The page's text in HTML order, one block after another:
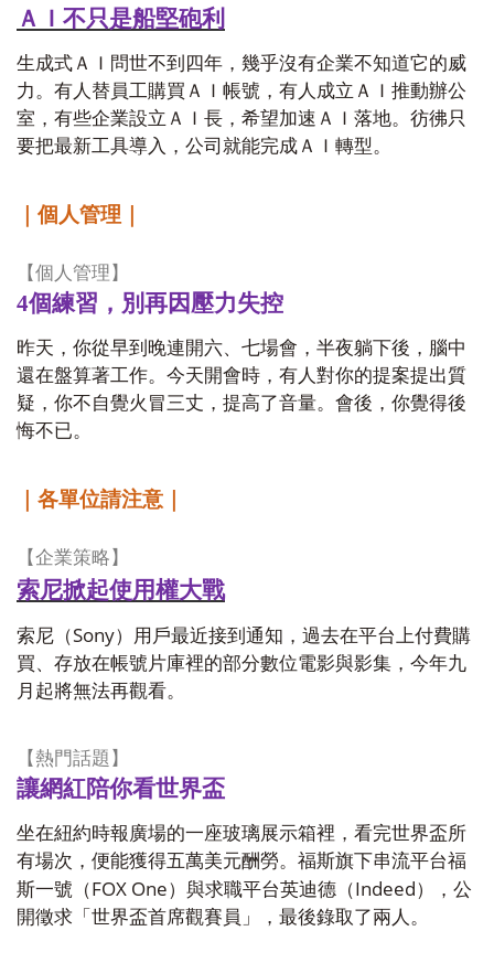
ＡＩ不只是船堅砲利
生成式ＡＩ問世不到四年，幾乎沒有企業不知道它的威
力。有人替員工購買ＡＩ帳號，有人成立ＡＩ推動辦公
室，有些企業設立ＡＩ長，希望加速ＡＩ落地。彷彿只
要把最新工具導入，公司就能完成ＡＩ轉型。
｜個人管理｜
【個人管理】
4個練習，別再因壓力失控
昨天，你從早到晚連開六、七場會，半夜躺下後，腦中
還在盤算著工作。今天開會時，有人對你的提案提出質
疑，你不自覺火冒三丈，提高了音量。會後，你覺得後
悔不已。
｜各單位請注意｜
【企業策略】
索尼掀起使用權大戰
索尼（Sony）用戶最近接到通知，過去在平台上付費購
買、存放在帳號片庫裡的部分數位電影與影集，今年九
月起將無法再觀看。
【熱門話題】
讓網紅陪你看世界盃
坐在紐約時報廣場的一座玻璃展示箱裡，看完世界盃所
有場次，便能獲得五萬美元酬勞。福斯旗下串流平台福
斯一號（FOX One）與求職平台英迪德（Indeed），公
開徵求「世界盃首席觀賽員」，最後錄取了兩人。